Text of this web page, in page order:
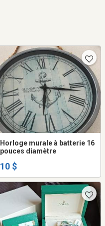
Horloge murale à batterie 16
pouces diamètre
10 $